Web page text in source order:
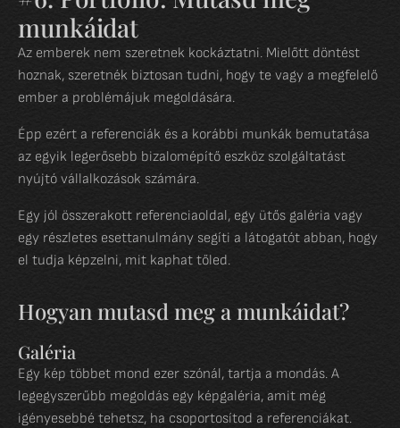
munkáidat
Az emberek nem szeretnek kockáztatni. Mielőtt döntést
hoznak, szeretnék biztosan tudni, hogy te vagy a megfelelő
ember a problémájuk megoldására.
Épp ezért a referenciák és a korábbi munkák bemutatása
az egyik legerősebb bizalomépítő eszköz szolgáltatást
nyújtó vállalkozások számára.
Egy jól összerakott referenciaoldal, egy ütős galéria vagy
egy részletes esettanulmány segíti a látogatót abban, hogy
el tudja képzelni, mit kaphat tőled.
Hogyan mutasd meg a munkáidat?
Galéria
Egy kép többet mond ezer szónál, tartja a mondás. A
legegyszerűbb megoldás egy képgaléria, amit még
igényesebbé tehetsz, ha csoportosítod a referenciákat.